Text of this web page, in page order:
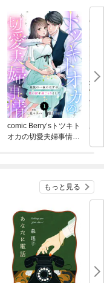
comic Berry’sトツキト
オカの切愛夫婦事情～
あ
もっと見る